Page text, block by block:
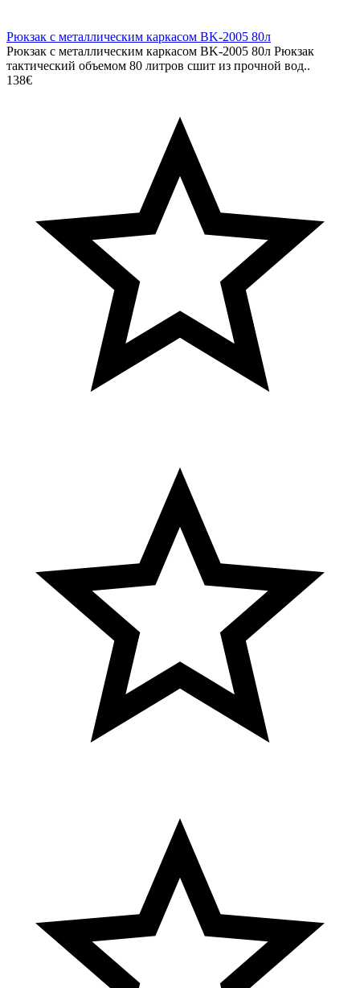
Рюкзак с металлическим каркасом BK-2005 80л
Рюкзак с металлическим каркасом BK-2005 80л Рюкзак
тактический объемом 80 литров сшит из прочной вод..
138€